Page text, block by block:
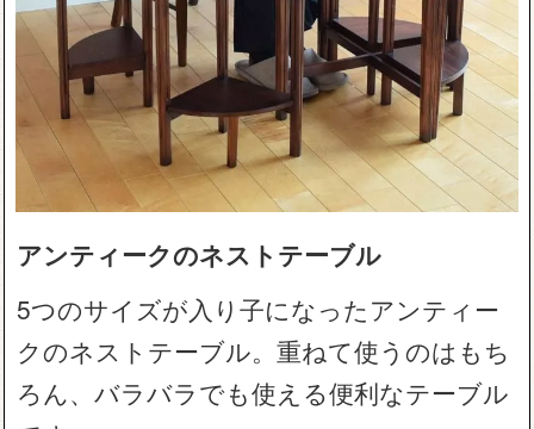
アンティークのネストテーブル
5つのサイズが入り子になったアンティー
クのネストテーブル。重ねて使うのはもち
ろん、バラバラでも使える便利なテーブル